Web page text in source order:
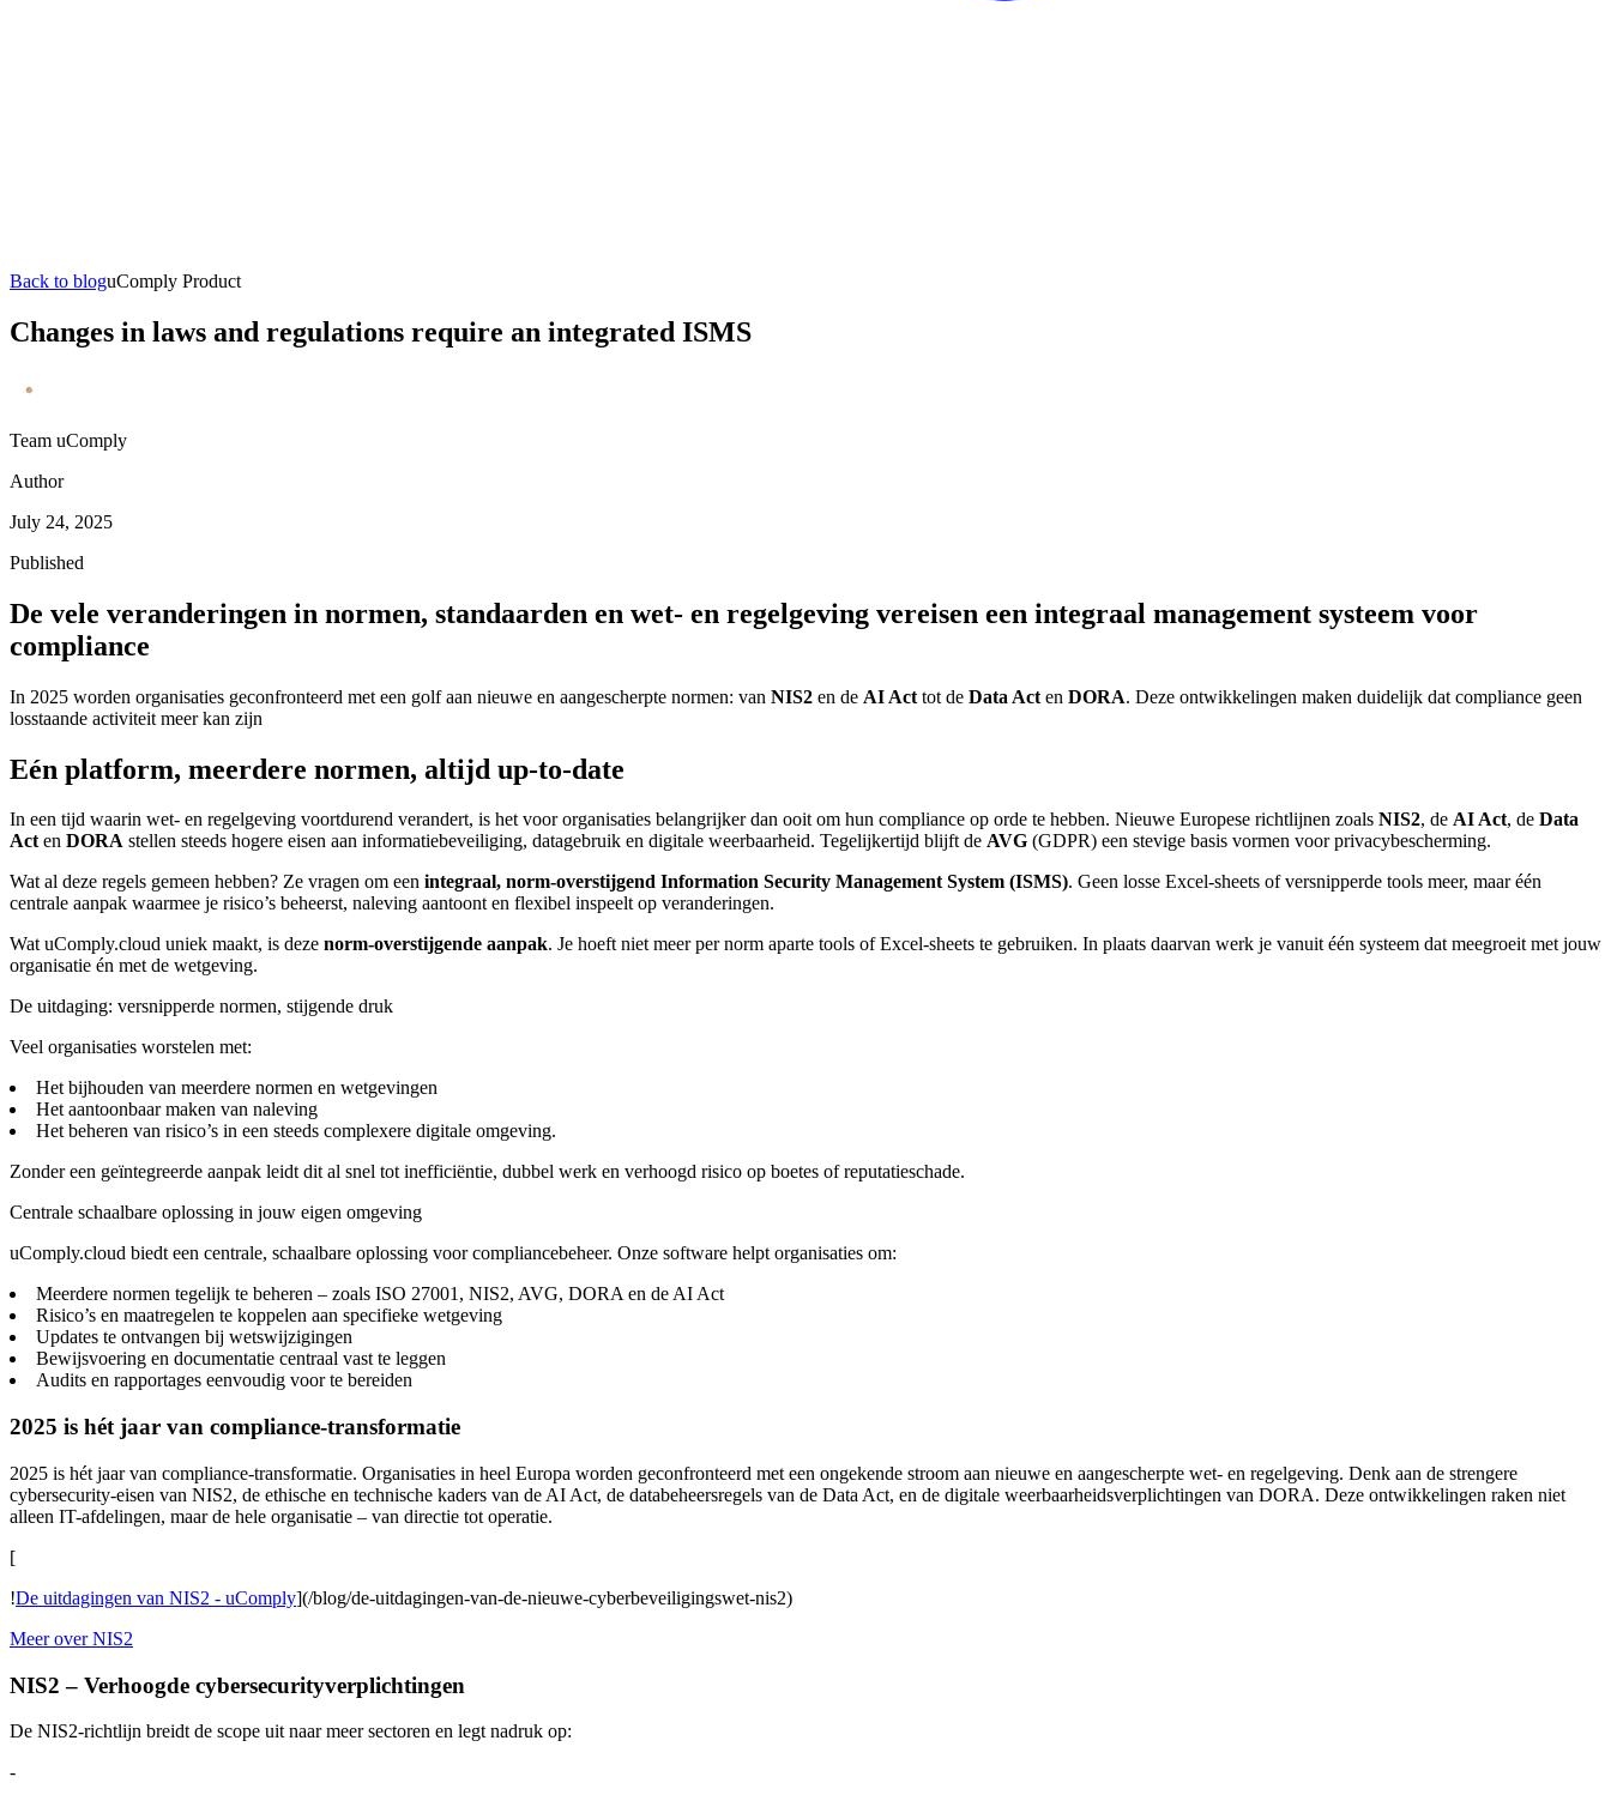
Back to bloguComply Product
Changes in laws and regulations require an integrated ISMS
Team uComply
Author
July 24, 2025
Published
De vele veranderingen in normen, standaarden en wet- en regelgeving vereisen een integraal management systeem voor
compliance
In 2025 worden organisaties geconfronteerd met een golf aan nieuwe en aangescherpte normen: van NIS2 en de AI Act tot de Data Act en DORA. Deze ontwikkelingen maken duidelijk dat compliance geen
losstaande activiteit meer kan zijn
Eén platform, meerdere normen, altijd up-to-date
In een tijd waarin wet- en regelgeving voortdurend verandert, is het voor organisaties belangrijker dan ooit om hun compliance op orde te hebben. Nieuwe Europese richtlijnen zoals NIS2, de AI Act, de Data
Acten DORA stellen steeds hogere eisen aan informatiebeveiliging, datagebruik en digitale weerbaarheid. Tegelijkertijd blijft de AVG (GDPR) een stevige basis vormen voor privacybescherming.
Wat al deze regels gemeen hebben? Ze vragen om een integraal, norm-overstijgend Information Security Management System (ISMS). Geen losse Excel-sheets of versnipperde tools meer, maar één
centrale aanpak waarmee je risico’s beheerst, naleving aantoont en flexibel inspeelt op veranderingen.
Wat uComply.cloud uniek maakt, is deze norm-overstijgende aanpak. Je hoeft niet meer per norm aparte tools of Excel-sheets te gebruiken. In plaats daarvan werk je vanuit één systeem dat meegroeit met jouw
organisatie én met de wetgeving.
De uitdaging: versnipperde normen, stijgende druk
Veel organisaties worstelen met:
Het bijhouden van meerdere normen en wetgevingen
Het aantoonbaar maken van naleving
Het beheren van risico’s in een steeds complexere digitale omgeving.
Zonder een geïntegreerde aanpak leidt dit al snel tot inefficiëntie, dubbel werk en verhoogd risico op boetes of reputatieschade.
Centrale schaalbare oplossing in jouw eigen omgeving
uComply.cloud biedt een centrale, schaalbare oplossing voor compliancebeheer. Onze software helpt organisaties om:
Meerdere normen tegelijk te beheren – zoals ISO 27001, NIS2, AVG, DORA en de AI Act
Risico’s en maatregelen te koppelen aan specifieke wetgeving
Updates te ontvangen bij wetswijzigingen
Bewijsvoering en documentatie centraal vast te leggen
Audits en rapportages eenvoudig voor te bereiden
2025 is hét jaar van compliance-transformatie
2025 is hét jaar van compliance-transformatie. Organisaties in heel Europa worden geconfronteerd met een ongekende stroom aan nieuwe en aangescherpte wet- en regelgeving. Denk aan de strengere
cybersecurity-eisen van NIS2, de ethische en technische kaders van de AI Act, de databeheersregels van de Data Act, en de digitale weerbaarheidsverplichtingen van DORA. Deze ontwikkelingen raken niet
alleen IT-afdelingen, maar de hele organisatie – van directie tot operatie.
[
!De uitdagingen van NIS2 - uComply](/blog/de-uitdagingen-van-de-nieuwe-cyberbeveiligingswet-nis2)
Meer over NIS2
NIS2 – Verhoogde cybersecurityverplichtingen
De NIS2-richtlijn breidt de scope uit naar meer sectoren en legt nadruk op:
-